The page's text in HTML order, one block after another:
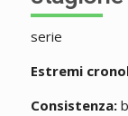
serie
Estremi
Consistenza: